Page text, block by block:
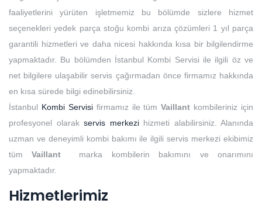
faaliyetlerini yürüten işletmemiz bu bölümde sizlere hizmet
seçenekleri yedek parça stoğu kombi arıza çözümleri 1 yıl parça
garantili hizmetleri ve daha nicesi hakkında kısa bir bilgilendirme
yapmaktadır. Bu bölümden İstanbul Kombi Servisi ile ilgili öz ve
net bilgilere ulaşabilir servis çağırmadan önce firmamız hakkında
en kısa sürede bilgi edinebilirsiniz.
İstanbul Kombi Servisi firmamız ile tümVaillant kombileriniz için
profesyonel olarak servis merkezihizmeti alabilirsiniz. Alanında
uzman ve deneyimli kombi bakımı ile ilgili servis merkezi ekibimiz
tümVaillant marka kombilerin bakımını ve onarımını
yapmaktadır.
Hizmetlerimiz